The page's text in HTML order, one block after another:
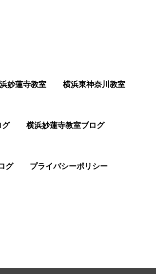
妙蓮寺教室 横浜東神奈川教室
グ 横浜妙蓮寺教室ブログ
グ プライバシーポリシー